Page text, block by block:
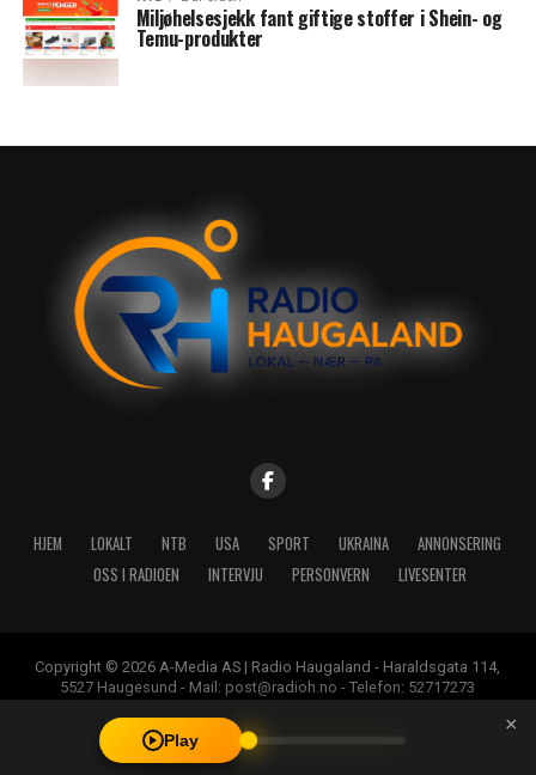
Miljøhelsesjekk fant giftige stoffer i Shein- og
Temu-produkter
HJEM LOKALT NTB USA SPORT UKRAINA
ANNONSERING
OSS I RADIOEN
INTERVJU PERSONVERN LIVESENTER
Copyright © 2026 A-Media AS | Radio Haugaland - Haraldsgata 114,
5527 Haugesund - Mail: post@radioh.no - Telefon: 52717273
Play
×